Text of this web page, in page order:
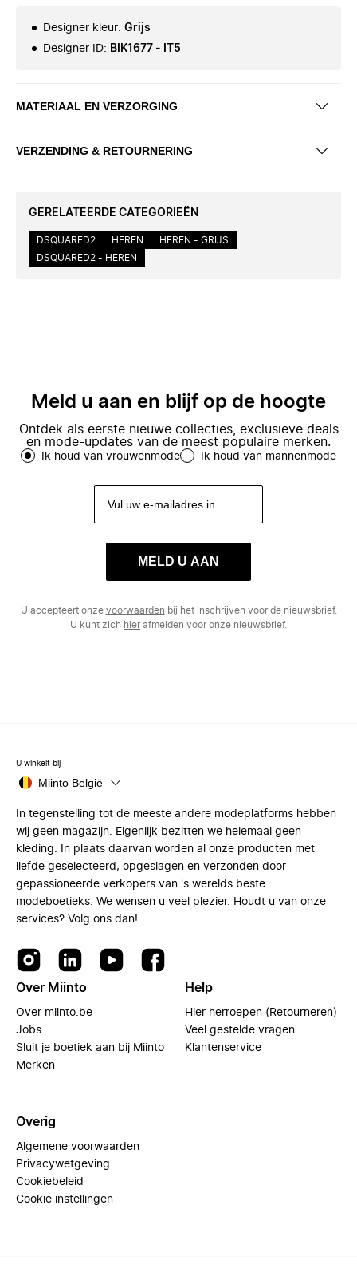
Designer kleur: Grijs
Designer ID: BIK1677 - IT5
MATERIAAL EN VERZORGING
VERZENDING & RETOURNERING
GERELATEERDE CATEGORIEËN
DSQUARED2 HEREN
HEREN - GRIJS
DSQUARED2 - HEREN
Meld u aan en blijf op de hoogte
Ontdek als eerste nieuwe collecties, exclusieve deals
en mode-updates van de meest populaire merken.
Ik houd van vrouwenmode Ik houd van mannenmode
MELD U AAN
U accepteert onze voorwaarden bij het inschrijven voor de nieuwsbrief.
U kunt zich hierafmelden voor onze nieuwsbrief.
U winkelt bij
Miinto België
In tegenstelling tot de meeste andere modeplatforms hebben
wij geen magazijn. Eigenlijk bezitten we helemaal geen
kleding. In plaats daarvan worden al onze producten met
liefde geselecteerd, opgeslagen en verzonden door
gepassioneerde verkopers van 's werelds beste
modeboetieks. We wensen u veel plezier. Houdt u van onze
services? Volg ons dan!
Over Miinto
Over miinto.be
Jobs
Sluit je boetiek aan bij Miinto
Merken
Help
Hier herroepen (Retourneren)
Veel gestelde vragen
Klantenservice
Overig
Algemene voorwaarden
Privacywetgeving
Cookiebeleid
Cookie instellingen